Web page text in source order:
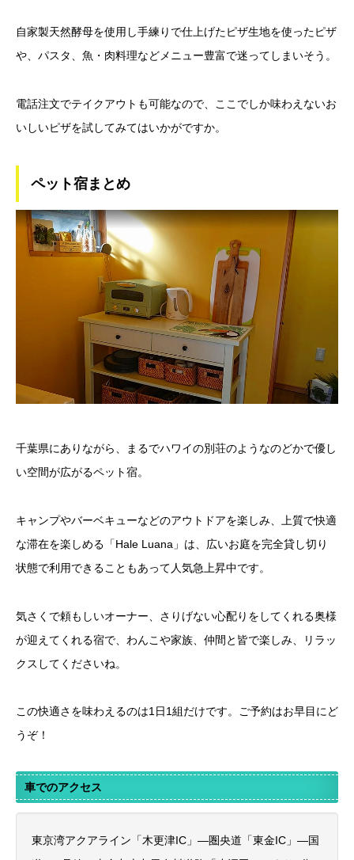
自家製天然酵母を使用し手練りで仕上げたピザ生地を使ったピザ
や、パスタ、魚・肉料理などメニュー豊富で迷ってしまいそう。
電話注文でテイクアウトも可能なので、ここでしか味わえないお
いしいピザを試してみてはいかがですか。
ペット宿まとめ
千葉県にありながら、まるでハワイの別荘のようなのどかで優し
い空間が広がるペット宿。
キャンプやバーベキューなどのアウトドアを楽しみ、上質で快適
な滞在を楽しめる「Hale Luana」は、広いお庭を完全貸し切り
状態で利用できることもあって人気急上昇中です。
気さくで頼もしいオーナー、さりげない心配りをしてくれる奥様
が迎えてくれる宿で、わんこや家族、仲間と皆で楽しみ、リラッ
クスしてくださいね。
この快適さを味わえるのは1日1組だけです。ご予約はお早目にど
うぞ！
車でのアクセス
東京湾アクアライン「木更津IC」―圏央道「東金IC」―国